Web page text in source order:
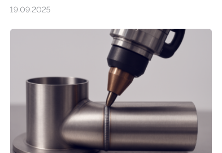
Automobil, Maschinenbau und in der Zulieferindustrie.
Teile als eine Einheit verpacken. Die Anordnung kann
der Benutzer vorgeben und erhält so mehr Kontrolle
über die Positionierung der Bauteile. Die ebenfalls neue
Automatisierungsschnittstelle dient dazu, die Software
besser in spezifische Unternehmensprozesse
einzubinden. Sankt Augustin – Zur Messe FACHPACK
vom 23. bis 25. September in Nürnberg…
19.09.2025